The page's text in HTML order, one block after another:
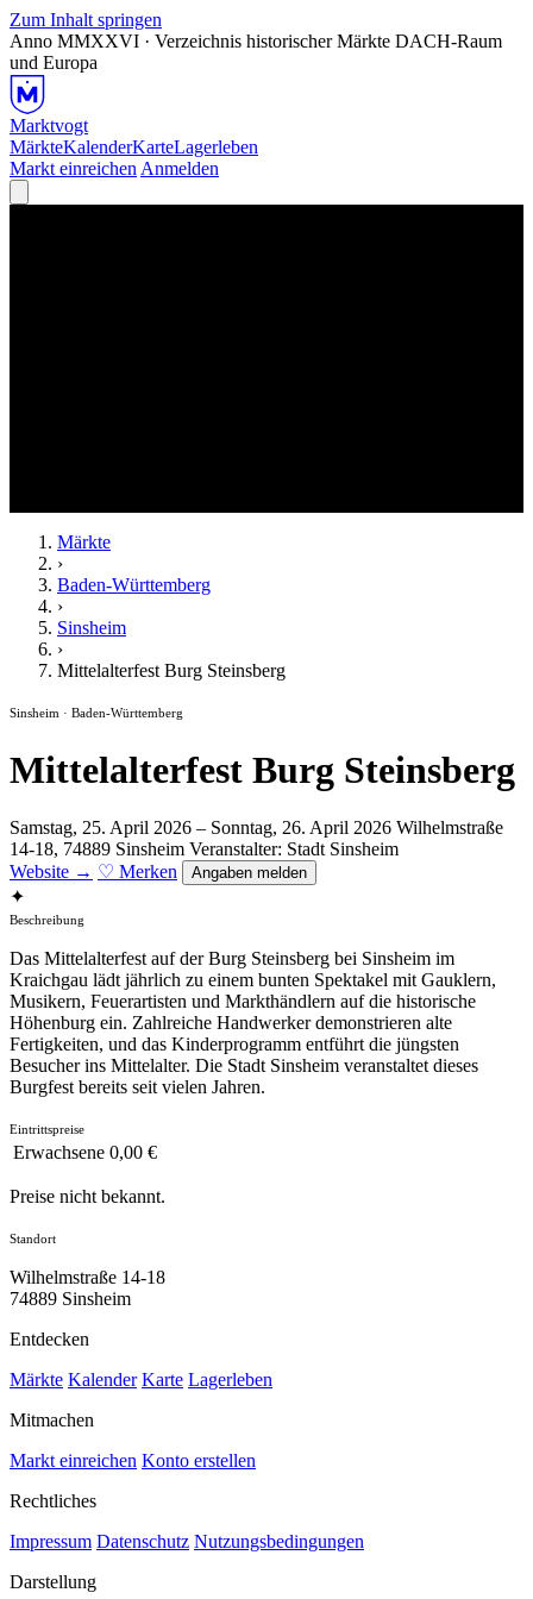
Zum Inhalt springen
Anno MMXXVI · Verzeichnis historischer Märkte DACH-Raum
und Europa
Marktvogt
MärkteKalenderKarteLagerleben
Markt einreichen Anmelden
Märkte
›
Baden-Württemberg
›
Sinsheim
›
Mittelalterfest Burg Steinsberg
Sinsheim · Baden-Württemberg
Mittelalterfest Burg Steinsberg
Samstag, 25. April 2026 – Sonntag, 26. April 2026 Wilhelmstraße
14-18, 74889 Sinsheim Veranstalter: Stadt Sinsheim
Website → ♡ Merken Angaben melden
✦
Beschreibung
Das Mittelalterfest auf der Burg Steinsberg bei Sinsheim im
Kraichgau lädt jährlich zu einem bunten Spektakel mit Gauklern,
Musikern, Feuerartisten und Markthändlern auf die historische
Höhenburg ein. Zahlreiche Handwerker demonstrieren alte
Fertigkeiten, und das Kinderprogramm entführt die jüngsten
Besucher ins Mittelalter. Die Stadt Sinsheim veranstaltet dieses
Burgfest bereits seit vielen Jahren.
Eintrittspreise
Erwachsene 0,00 €
Preise nicht bekannt.
Standort
Wilhelmstraße 14-18
74889 Sinsheim
Entdecken
Märkte Kalender Karte Lagerleben
Mitmachen
Markt einreichen Konto erstellen
Rechtliches
Impressum Datenschutz Nutzungsbedingungen
Darstellung